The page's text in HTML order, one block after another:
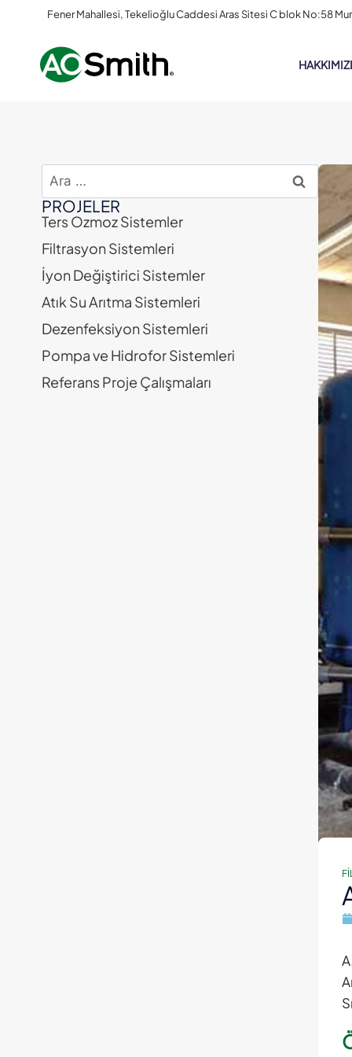
Fener Mahallesi, Tekelioğlu Caddesi Aras Sitesi C blok No:58
PROJELER
Ters Ozmoz Sistemler
Filtrasyon Sistemleri
İyon Değiştirici Sistemler
Atık Su Arıtma Sistemleri
Dezenfeksiyon Sistemleri
Pompa ve Hidrofor Sistemleri
Referans Proje Çalışmaları